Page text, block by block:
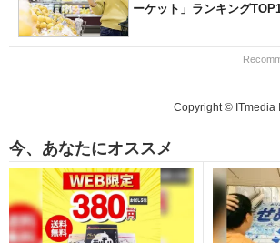
ーケット」ランキング
Copyright © ITmedia
今、あなたにオススメ